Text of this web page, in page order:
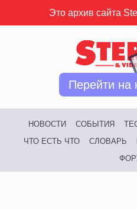
Это архив сайта
Перейти на
НОВОСТИ СОБЫТИЯ
ЧТО ЕСТЬ ЧТО
СЛОВАРЬ